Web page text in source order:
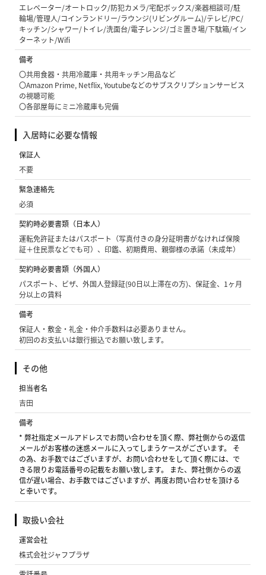
エレベーター/オートロック/防犯カメラ/宅配ボックス/楽器相談可/駐
輪場/管理人/コインランドリー/ラウンジ(リビングルーム)/テレビ/PC/
キッチン/シャワー/トイレ/洗面台/電子レンジ/ゴミ置き場/下駄箱/イン
ターネット/Wifi
備考
〇共用食器・共用冷蔵庫・共用キッチン用品など
〇Amazon Prime, Netflix, Youtubeなどのサブスクリプションサービス
の視聴可能
〇各部屋毎にミニ冷蔵庫も完備
入居時に必要な情報
保証人
不要
緊急連絡先
必須
契約時必要書類（日本人）
運転免許証またはパスポート（写真付きの身分証明書がなければ保険
証＋住民票などでも可）、印鑑、初期費用、親御様の承諾（未成年）
契約時必要書類（外国人）
パスポート、ビザ、外国人登録証(90日以上滞在の方)、保証金、1ヶ月
分以上の賃料
備考
保証人・敷金・礼金・仲介手数料は必要ありません。
初回のお支払いは銀行振込でお願い致します。
その他
担当者名
吉田
備考
* 弊社指定メールアドレスでお問い合わせを頂く際、弊社側からの返信
メールがお客様の迷惑メールに入ってしまうケースがございます。 そ
の為、お手数ではございますが、お問い合わせをして頂く際には、で
きる限りお電話番号の記載をお願い致します。 また、弊社側からの返
信が遅い場合、お手数ではございますが、再度お問い合わせを頂ける
と幸いです。
取扱い会社
運営会社
株式会社ジャフプラザ